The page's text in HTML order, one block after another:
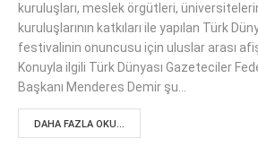
kuruluşları, meslek örgütleri,
kuruluşlarının katkıları ile yapılan Türk
festivalinin onuncusu için uluslar arası afiş
Konuyla ilgili Türk Dünyası Gazeteciler
Başkanı Menderes Demir şu…
DAHA FAZLA OKU...